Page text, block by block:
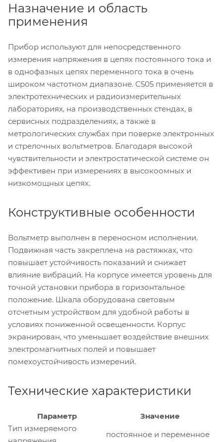
Назначение и область
применения
Прибор используют для непосредственного
измерения напряжения в цепях постоянного тока и
в однофазных цепях переменного тока в очень
широком частотном диапазоне. С505 применяется в
электротехнических и радиоизмерительных
лабораториях, на производственных стендах, в
сервисных подразделениях, а также в
метрологических службах при поверке электронных
и стрелочных вольтметров. Благодаря высокой
чувствительности и электростатической системе он
эффективен при измерениях в высокоомных и
низкомощных цепях.
Конструктивные особенности
Вольтметр выполнен в переносном исполнении.
Подвижная часть закреплена на растяжках, что
повышает устойчивость показаний и снижает
влияние вибраций. На корпусе имеется уровень для
точной установки прибора в горизонтальное
положение. Шкала оборудована световым
отсчетным устройством для удобной работы в
условиях пониженной освещенности. Корпус
экранирован, что уменьшает воздействие внешних
электромагнитных полей и повышает
помехоустойчивость измерений.
Технические характеристики
Параметр
Значение
Тип измеряемого
постоянное и переменное